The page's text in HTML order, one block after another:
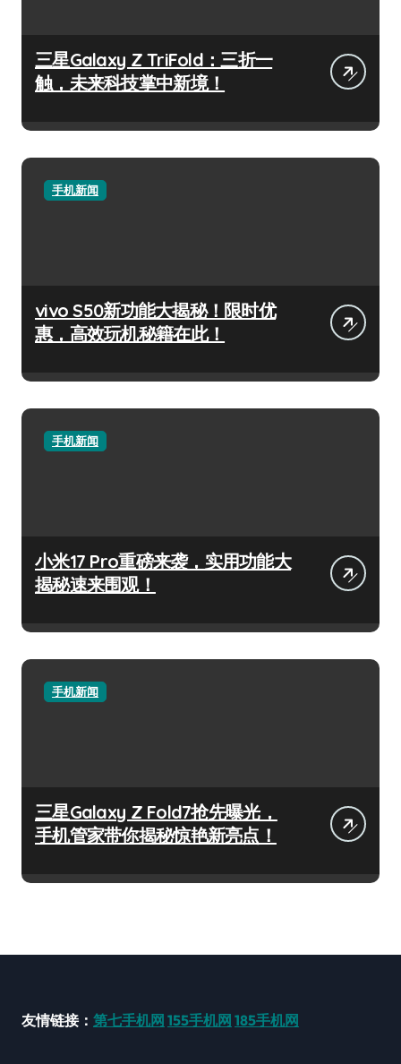
三星Galaxy Z TriFold：三折一
触，未来科技掌中新境！
手机新闻
vivo S50新功能大揭秘！限时优
惠，高效玩机秘籍在此！
手机新闻
小米17 Pro重磅来袭，实用功能大
揭秘速来围观！
手机新闻
三星Galaxy Z Fold7抢先曝光，
手机管家带你揭秘惊艳新亮点！
友情链接： 第七手机网 155手机网 185手机网